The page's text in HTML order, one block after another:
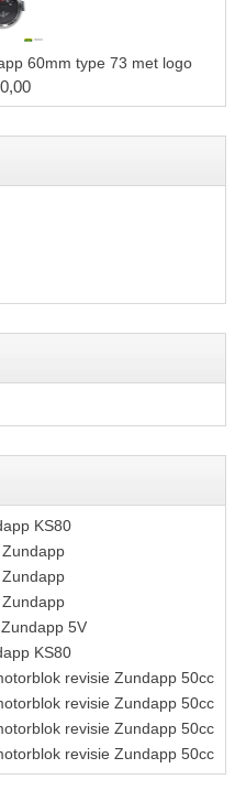
EN RUBBERS
BOCHTEN
60mm type 73 met logo
KS80
5V
KS80
revisie Zundapp 50cc
revisie Zundapp 50cc
revisie Zundapp 50cc
revisie Zundapp 50cc